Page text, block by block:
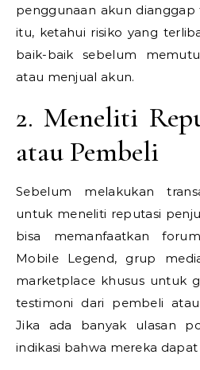
penggunaan akun dianggap
itu, ketahui risiko yang
baik-baik sebelum
atau menjual akun.
2. Meneliti
atau Pembeli
Sebelum melakukan
untuk meneliti reputasi
bisa memanfaatkan
Mobile Legend, grup
marketplace khusus untuk
testimoni dari pembeli
Jika ada banyak ulasan
indikasi bahwa mereka dapat